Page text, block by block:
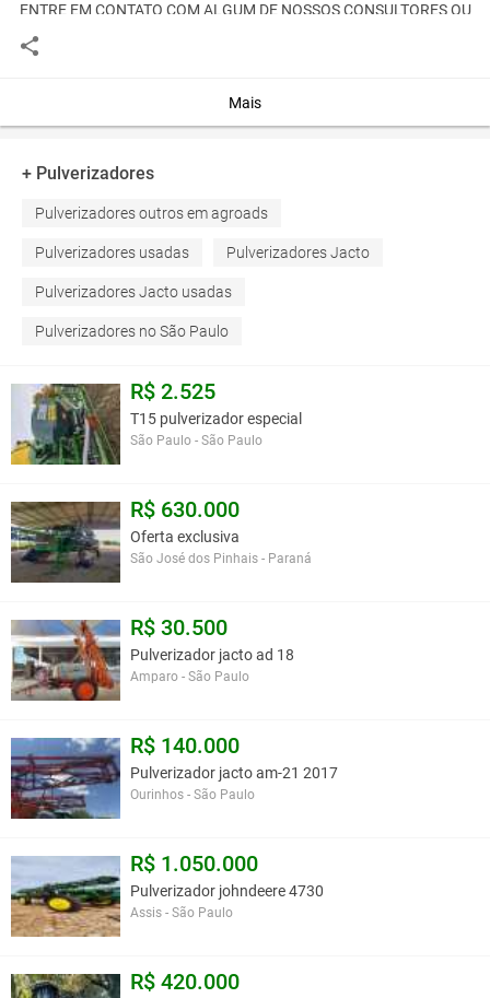
ENTRE EM CONTATO COM ALGUM DE NOSSOS CONSULTORES OU
FIXO DE NOSSA LOJA, NÃO PERCA ESSA OPORTUNIDADE!
>>> CONSULTORES DE VENDAS <<<
9.6372.8016. WHATSAAP (18) 9.9814.8840WHATSAAP (19)
9.9725.0499
este anúncio é contra a política de Agroads?
Mais
+ Pulverizadores
Pulverizadores outros em agroads
Pulverizadores usadas Pulverizadores Jacto
Pulverizadores Jacto usadas
Pulverizadores no São Paulo
R$ 2.525
T15 pulverizador especial
São Paulo - São Paulo
R$ 630.000
Oferta exclusiva
São José dos Pinhais - Paraná
R$ 30.500
Pulverizador jacto ad 18
Amparo - São Paulo
R$ 140.000
Pulverizador jacto am-21 2017
Ourinhos - São Paulo
R$ 1.050.000
Pulverizador johndeere 4730
Assis - São Paulo
R$ 420.000